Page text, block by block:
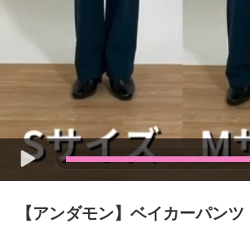
【アンダモン】ベイカーパン